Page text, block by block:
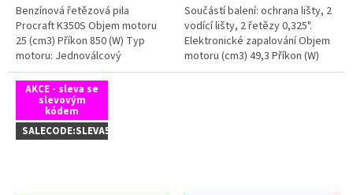
Benzínová řetězová pila
Procraft K350S Objem motoru
25 (сm3) Příkon 850 (W) Typ
motoru: Jednoválcový
dvoutaktní motor Délka lišty 300
(mm) Objem palivové nádrže
(ml) 230 Objem...
Součástí balení: ochrana lišty, 2
vodící lišty, 2 řetězy 0,325".
Elektronické zapalování Objem
motoru (сm3) 49,3 Příkon (W)
2100 Typ motoru: Jednoválcový
AKCE - sleva se
slevovým
kódem
SALECODE:SLEVA5:5:%